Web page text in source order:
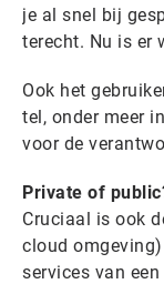
je al snel bij
terecht. Nu is er
Ook het
tel, onder meer
voor de
Private of
Cruciaal is ook
cloud
services van